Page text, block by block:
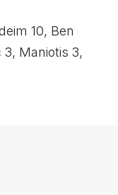
10, Ben
3, Maniotis 3,